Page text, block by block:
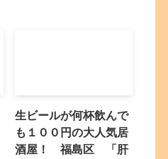
生ビールが何杯飲んで
も１００円の大人気居
酒屋！ 福島区 「肝